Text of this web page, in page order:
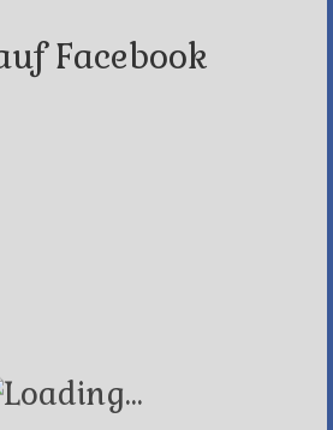
Facebook